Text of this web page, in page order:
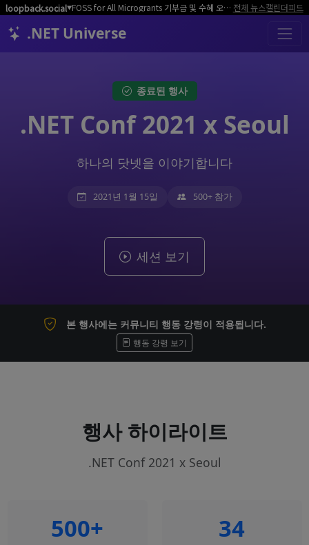
loopback.social▼ FOSS for All Microgrants 기부금 및 수혜 오픈소스 프로젝트/커뮤니티 모집 전체 뉴스캘린더피드
.NET Universe
종료된 행사
.NET Conf 2021 x Seoul
하나의 닷넷을 이야기합니다
2021년 1월 15일 500+ 참가
세션 보기
본 행사에는 커뮤니티 행동 강령이 적용됩니다.
행동 강령 보기
행사 하이라이트
.NET Conf 2021 x Seoul
500+ 34